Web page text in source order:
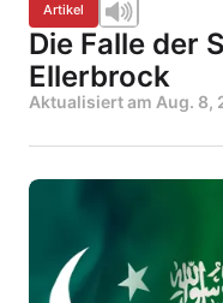
Artikel
Die Falle der
Ellerbrock
Aktualisiert am Aug. 8,